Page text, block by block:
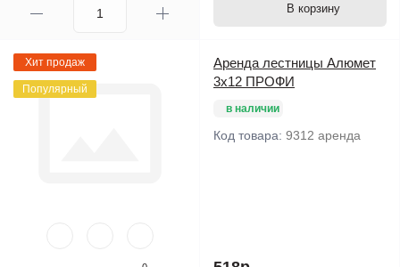
В корзину
Хит продаж
Популярный
Аренда лестницы Алюмет
3х12 ПРОФИ
в наличии
Код товара: 9312 аренда